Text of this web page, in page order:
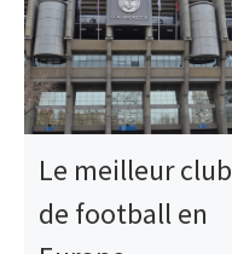
Le meilleur club
de football en